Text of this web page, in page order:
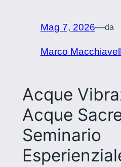
Mag 7, 2026—da
Marco
Acque
Acque
Seminario